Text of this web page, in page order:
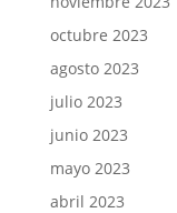
octubre 2023
agosto 2023
julio 2023
junio 2023
mayo 2023
abril 2023